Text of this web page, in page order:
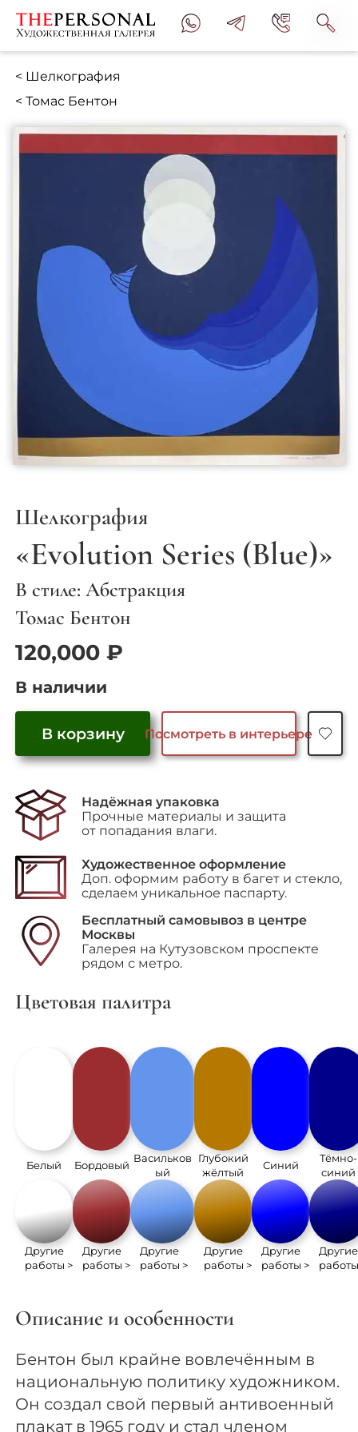
< Шелкография
< Томас Бентон
Шелкография
«Evolution Series (Blue)»
В стиле: Абстракция
Томас Бентон
120,000₽
В наличии
Количество
"Evolution
Series
(Blue)"
В корзину Посмотреть в интерьере
Надёжная упаковка
Прочные материалы и защита
от попадания влаги.
Художественное оформление
Доп. оформим работу в багет и стекло,
сделаем уникальное паспарту.
Бесплатный самовывоз в центре
Москвы
Галерея на Кутузовском проспекте
рядом с метро.
Цветовая палитра
Белый
Другие
работы >
Бордовый
Другие
работы >
Васильков
ый
Другие
работы >
Глубокий
жёлтый
Другие
работы >
Синий
Другие
работы >
Тёмно-
синий
Другие
Описание и особенности
Бентон был крайне вовлечённым в
национальную политику художником.
Он создал свой первый антивоенный
плакат в 1965 году и стал членом